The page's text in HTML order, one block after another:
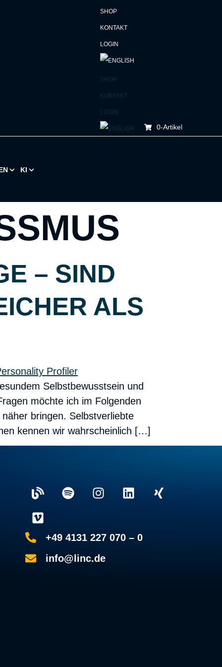
SHOP
KONTAKT
LOGIN
SHOP
KONTAKT
LOGIN
0-Artikel
KI
– SIND
ALS
Selbstbewusstsein und
möchte ich im Folgenden
bringen. Selbstverliebte
kennen wir wahrscheinlich […]
+49 4131 227 070 – 0
info@linc.de